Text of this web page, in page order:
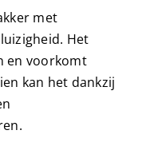
met
Het
en voorkomt
kan het dankzij